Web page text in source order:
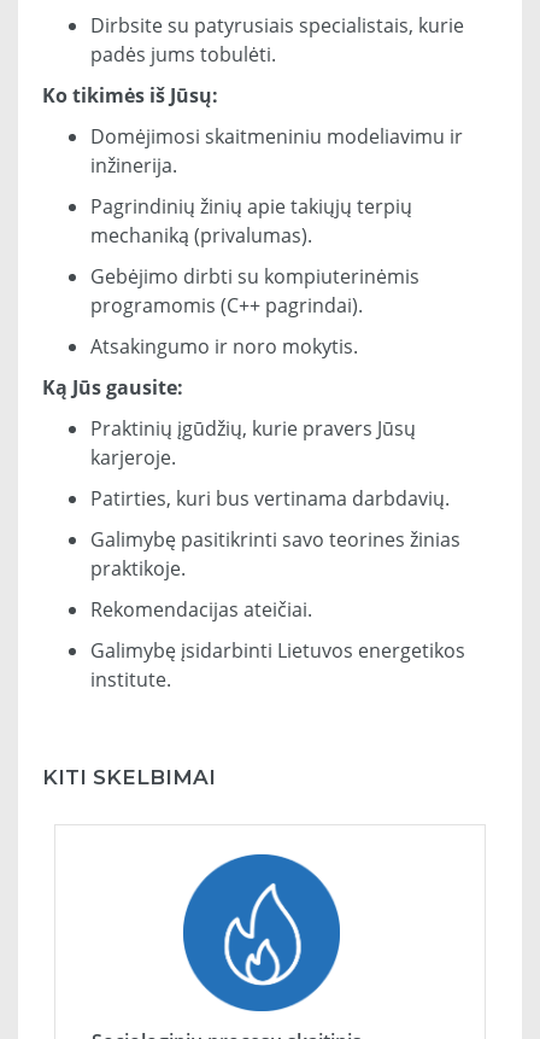
Dirbsite su patyrusiais specialistais, kurie
padės jums tobulėti.
Ko tikimės iš Jūsų:
Domėjimosi skaitmeniniu modeliavimu ir
inžinerija.
Pagrindinių žinių apie takiųjų terpių
mechaniką (privalumas).
Gebėjimo dirbti su kompiuterinėmis
programomis (C++ pagrindai).
Atsakingumo ir noro mokytis.
Ką Jūs gausite:
Praktinių įgūdžių, kurie pravers Jūsų
karjeroje.
Patirties, kuri bus vertinama darbdavių.
Galimybę pasitikrinti savo teorines žinias
praktikoje.
Rekomendacijas ateičiai.
Galimybę įsidarbinti Lietuvos energetikos
institute.
KITI SKELBIMAI